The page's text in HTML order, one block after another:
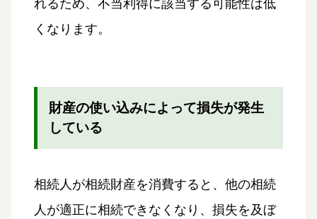
れるため、不当利得に該当する可能性は低
くなります。
財産の使い込みによって損失が発生
している
相続人が相続財産を消費すると、他の相続
人が適正に相続できなくなり、損失を及ぼ